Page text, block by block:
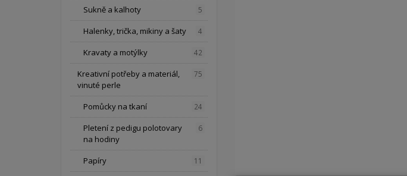
Sukně a kalhoty 5
Halenky, trička, mikiny a šaty 4
Kravaty a motýlky 42
Kreativní potřeby a materiál,
vinuté perle
75
Pomůcky na tkaní 24
Pletení z pedigu polotovary
na hodiny
6
Papíry 11